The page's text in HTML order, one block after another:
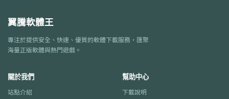
翼騰軟體王
專注於提供安全、快速、優質的軟體下載服務，匯聚
海量正版軟體與熱門遊戲。
關於我們
站點介紹
幫助中心
下載說明